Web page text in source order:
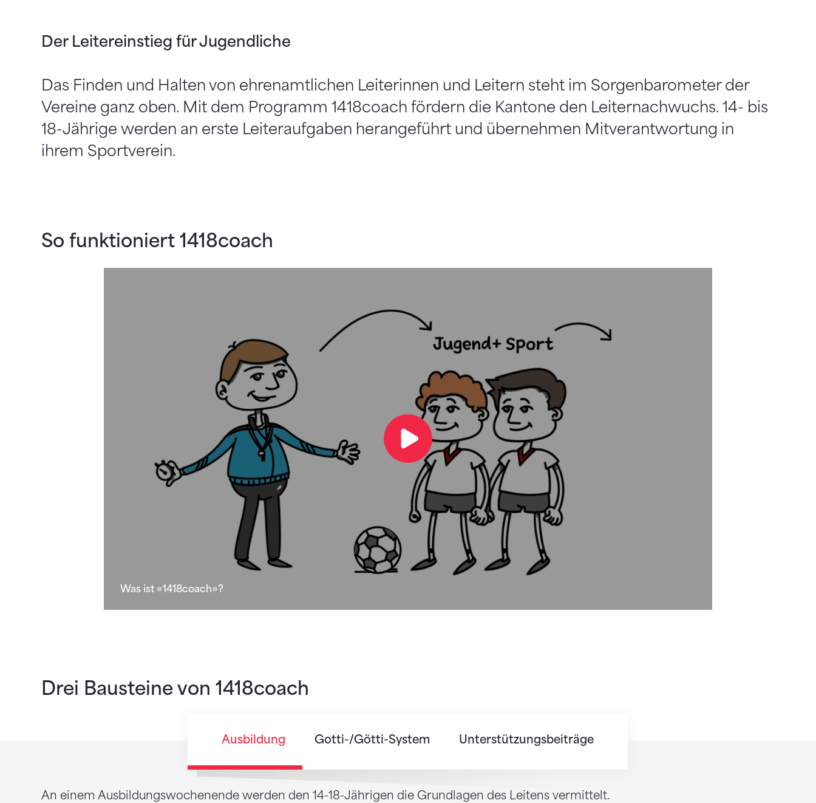
Der Leitereinstieg für Jugendliche
Das Finden und Halten von ehrenamtlichen Leiterinnen und Leitern steht im Sorgenbarometer der
Vereine ganz oben. Mit dem Programm 1418coach fördern die Kantone den Leiternachwuchs. 14- bis
18-Jährige werden an erste Leiteraufgaben herangeführt und übernehmen Mitverantwortung in
ihrem Sportverein.
So funktioniert 1418coach
Was ist «1418coach»?
Drei Bausteine von 1418coach
Ausbildung Gotti-/Götti-System Unterstützungsbeiträge
An einem Ausbildungswochenende werden den 14-18-Jährigen die Grundlagen des Leitens vermittelt.